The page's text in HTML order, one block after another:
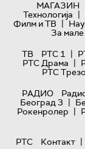
МАГАЗИН
Технологијa |
Филм и ТВ |
За мале
ТВ
РТС 1 |
РТС Драма |
РТС
РАДИО
Београд 3 |
Рокенролер |
РТС
Контакт |